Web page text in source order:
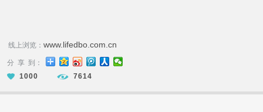
线上浏览： www.lifedbo.com.cn
分 享 到：
1000
7614